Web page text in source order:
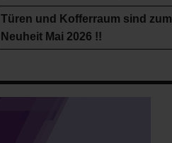
Türen und Kofferraum sind
Neuheit Mai 2026 !!